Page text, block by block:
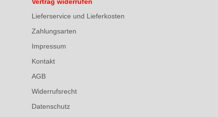
Lieferservice und Lieferkosten
Zahlungsarten
Impressum
Kontakt
AGB
Widerrufsrecht
Datenschutz